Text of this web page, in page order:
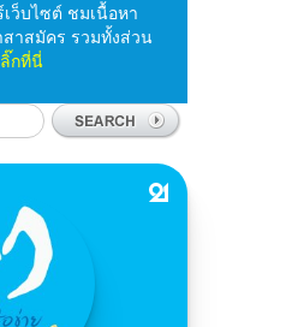
ว็บไซต์ ชมเนื้อหา
สาสมัคร รวมทั้งส่วน
กที่นี่